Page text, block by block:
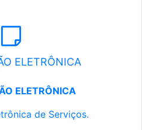
ELETRÔNICA
ELETRÔNICA
de Serviços.